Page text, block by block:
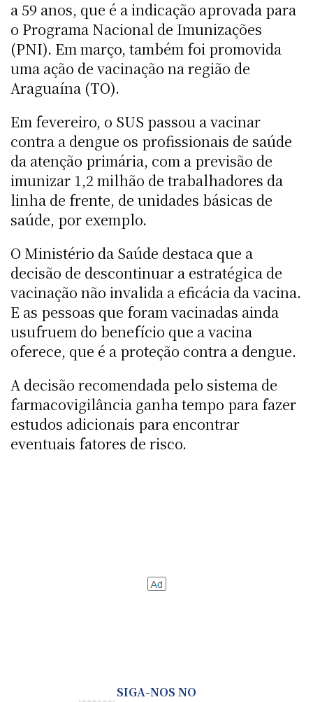
a 59 anos, que é a indicação aprovada para
o Programa Nacional de Imunizações
(PNI). Em março, também foi promovida
uma ação de vacinação na região de
Araguaína (TO).
Em fevereiro, o SUS passou a vacinar
contra a dengue os profissionais de saúde
da atenção primária, com a previsão de
imunizar 1,2 milhão de trabalhadores da
linha de frente, de unidades básicas de
saúde, por exemplo.
O Ministério da Saúde destaca que a
decisão de descontinuar a estratégica de
vacinação não invalida a eficácia da vacina.
E as pessoas que foram vacinadas ainda
usufruem do benefício que a vacina
oferece, que é a proteção contra a dengue.
A decisão recomendada pelo sistema de
farmacovigilância ganha tempo para fazer
estudos adicionais para encontrar
eventuais fatores de risco.
SIGA-NOS NO